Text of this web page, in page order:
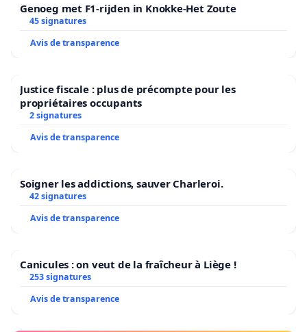
Genoeg met F1-rijden in Knokke-Het Zoute
45 signatures
Avis de transparence
Justice fiscale : plus de précompte pour les
propriétaires occupants
2 signatures
Avis de transparence
Soigner les addictions, sauver Charleroi.
42 signatures
Avis de transparence
Canicules : on veut de la fraîcheur à Liège !
253 signatures
Avis de transparence